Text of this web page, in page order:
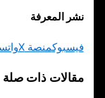
نشر المعرفة
فيسبوكمنصة X
مقالات ذات صلة